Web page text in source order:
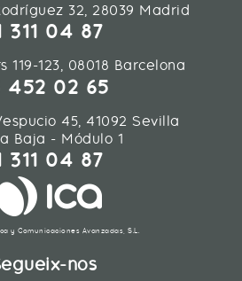
32, 28039 Madrid
311 04 87
123, 08018 Barcelona
452 02 65
45, 41092 Sevilla
Baja - Módulo 1
311 04 87
y Comunicaciones Avanzadas, S.L.
nos